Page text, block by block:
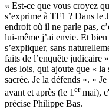
« Est-ce que vous croyez
s’exprime à TF1 ? Dans le
endroit où il ne parle pas,
lui-même j’ai envie. Et
s’expliquer, sans
faits de l’enquête judicaire
des lois, qui ajoute que « la
sacrée. Je la défends ». «
avant et après (le 1ermai),
précise Philippe Bas.